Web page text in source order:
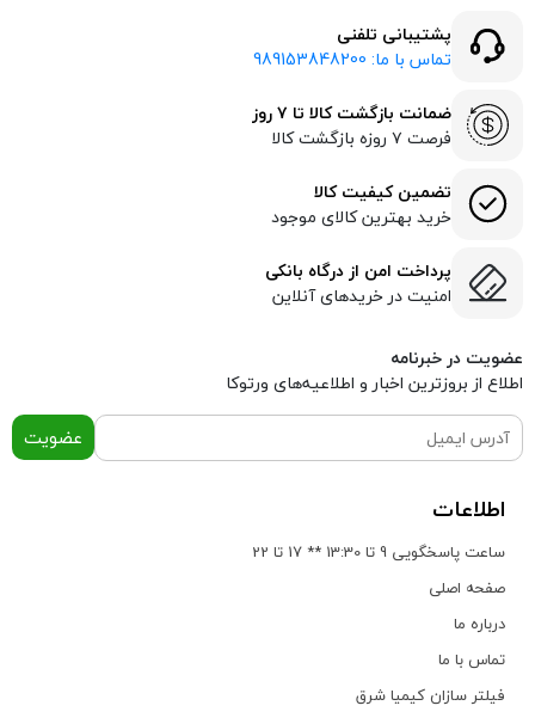
پشتیبانی تلفنی
تماس با ما: 989153848200
ضمانت بازگشت کالا تا ۷ روز
فرصت ۷ روزه بازگشت کالا
تضمین کیفیت کالا
خرید بهترین کالای موجود
پرداخت امن از درگاه بانکی
امنیت در خریدهای آنلاین
عضویت در خبرنامه
اطلاع از بروز‌ترین اخبار و اطلاعیه‌های ورتوکا
عضویت
اطلاعات
ساعت پاسخگویی 9 تا 13:30 ** 17 تا 22
صفحه اصلی
درباره ما
تماس با ما
فیلتر سازان کیمیا شرق